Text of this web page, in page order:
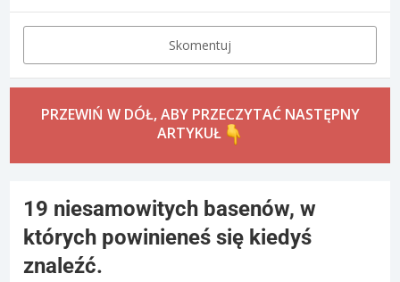
Skomentuj
PRZEWIŃ W DÓŁ, ABY PRZECZYTAĆ NASTĘPNY
ARTYKUŁ
19 niesamowitych basenów, w
których powinieneś się kiedyś
znaleźć.